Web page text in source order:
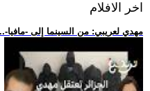
اخر الافلام
.. مهدي لعريبي: من السينما إلى -